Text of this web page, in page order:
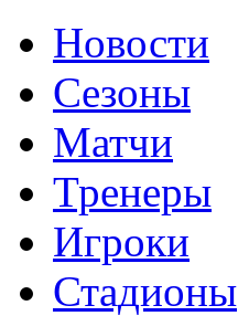
Новости
Сезоны
Матчи
Тренеры
Игроки
Стадионы